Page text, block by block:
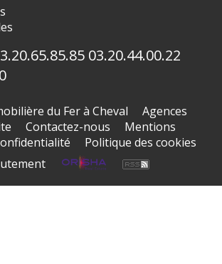
03.20.44.00.22
du Fer à Cheval
Agences
Contactez-nous
Mentions
Politique des cookies